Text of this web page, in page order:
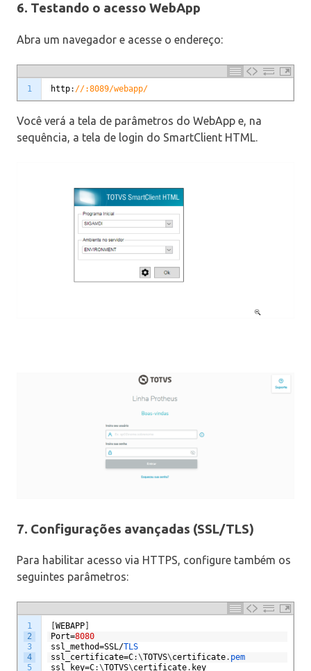
6. Testando o acesso WebApp
Abra um navegador e acesse o endereço:
1 http: //:8089/webapp/
Você verá a tela de parâmetros do WebApp e, na
sequência, a tela de login do SmartClient HTML.
7. Configurações avançadas (SSL/TLS)
Para habilitar acesso via HTTPS, configure também os
seguintes parâmetros:
1
2
3
4
5
WEBAPP
Port=8080
ssl_method=SSL/TLS
ssl_certificate=C:\TOTVS\certificate. pem
ssl_key=C:\TOTVS\certificate. key